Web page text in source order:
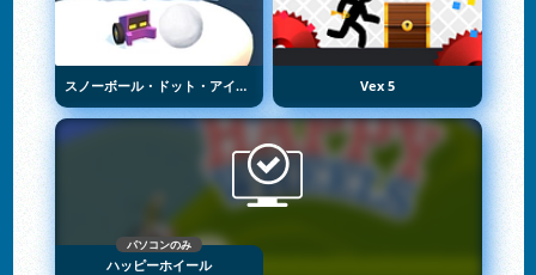
スノーボール・ドット・アイオー Vex 5
パソコンのみ
ハッピーホイール